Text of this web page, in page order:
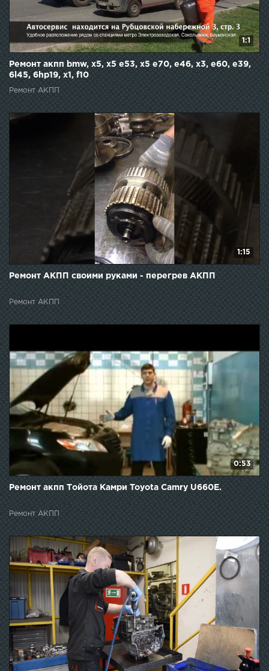
1:1
Ремонт акпп bmw, x5, x5 e53, x5 e70, e46, x3, e60, e39,
6l45, 6hp19, x1, f10
Ремонт АКПП
1:15
Ремонт АКПП своими руками - перегрев АКПП
Ремонт АКПП
0:53
Ремонт акпп Тойота Камри Toyota Camry U660E.
Ремонт АКПП